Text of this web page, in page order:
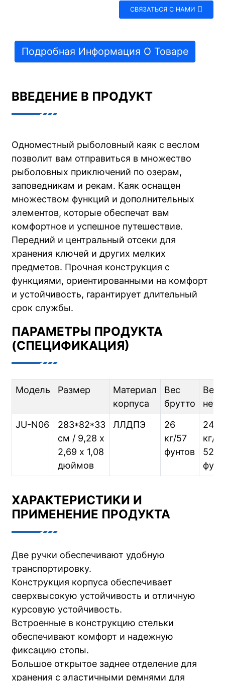
СВЯЗАТЬСЯ С НАМИ
Подробная Информация О Товаре
ВВЕДЕНИЕ В ПРОДУКТ
Одноместный рыболовный каяк с веслом
позволит вам отправиться в множество
рыболовных приключений по озерам,
заповедникам и рекам. Каяк оснащен
множеством функций и дополнительных
элементов, которые обеспечат вам
комфортное и успешное путешествие.
Передний и центральный отсеки для
хранения ключей и других мелких
предметов. Прочная конструкция с
функциями, ориентированными на комфорт
и устойчивость, гарантирует длительный
срок службы.
ПАРАМЕТРЫ ПРОДУКТА
(СПЕЦИФИКАЦИЯ)
Модель Размер
Материал
корпуса
Вес
брутто
Вес
JU-N06
283*82*33
см / 9,28 х
2,69 х 1,08
дюймов
ЛЛДПЭ
26
кг/57
фунтов
24
кг/
52
ХАРАКТЕРИСТИКИ И
ПРИМЕНЕНИЕ ПРОДУКТА
Две ручки обеспечивают удобную
транспортировку.
Конструкция корпуса обеспечивает
сверхвысокую устойчивость и отличную
курсовую устойчивость.
Встроенные в конструкцию стельки
обеспечивают комфорт и надежную
фиксацию стопы.
Большое открытое заднее отделение для
хранения с эластичными ремнями для